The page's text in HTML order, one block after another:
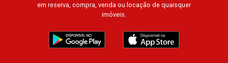
em reserva, compra, venda ou locação de quaisquer
imóveis.